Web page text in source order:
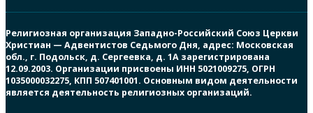
Религиозная организация Западно-Российский Союз Церкви
Христиан — Адвентистов Седьмого Дня, адрес: Московская
обл., г. Подольск, д. Сергеевка, д. 1А зарегистрирована
12.09.2003. Организации присвоены ИНН 5021009275, ОГРН
1035000032275, КПП 507401001. Основным видом деятельности
является деятельность религиозных организаций.